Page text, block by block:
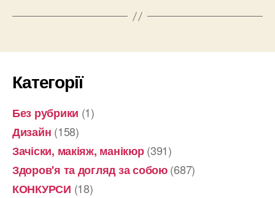
Категорії
Без рубрики (1)
Дизайн (158)
Зачіски, макіяж, манікюр(391)
Здоров'я та догляд за собою(687)
КОНКУРСИ (18)